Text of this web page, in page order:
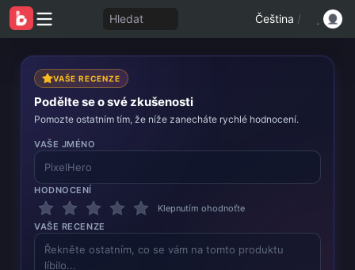
Hledat Čeština /
VAŠE RECENZE
Podělte se o své zkušenosti
Pomozte ostatním tím, že níže zanecháte rychlé hodnocení.
VAŠE JMÉNO
HODNOCENÍ
Klepnutím ohodnoťte
VAŠE RECENZE